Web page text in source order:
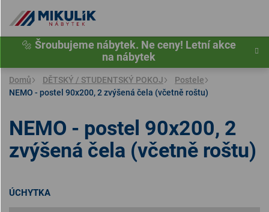
obsah
🔩 Šroubujeme nábytek. Ne ceny! Letní akce
na nábytek
Domů DĚTSKÝ / STUDENTSKÝ POKOJ
Postele
NEMO - postel 90x200, 2 zvýšená čela (včetně roštu)
ÚCHYTKA
NEMO - postel 90x200, 2
zvýšená čela (včetně roštu)